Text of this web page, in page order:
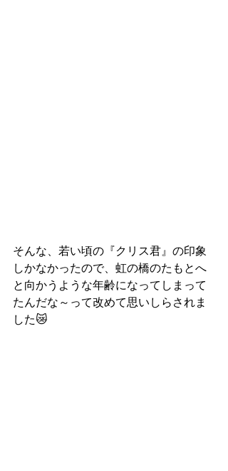
そんな、若い頃の『クリス君』の印象
しかなかったので、虹の橋のたもとへ
と向かうような年齢になってしまって
たんだな～って改めて思いしらされま
した😿